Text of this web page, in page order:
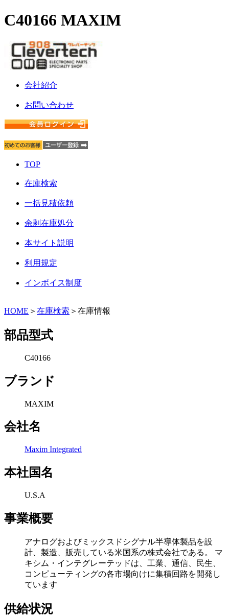
C40166 MAXIM
会社紹介
お問い合わせ
TOP
在庫検索
一括見積依頼
余剰在庫処分
本サイト説明
利用規定
インボイス制度
HOME ＞ 在庫検索 ＞在庫情報
部品型式
C40166
ブランド
MAXIM
会社名
Maxim Integrated
本社国名
U.S.A
事業概要
アナログおよびミックスドシグナル半導体製品を設
計、製造、販売している米国系の株式会社である。 マ
キシム・インテグレーテッドは、工業、通信、民生、
コンピューティングの各市場向けに集積回路を開発し
ています
供給状況